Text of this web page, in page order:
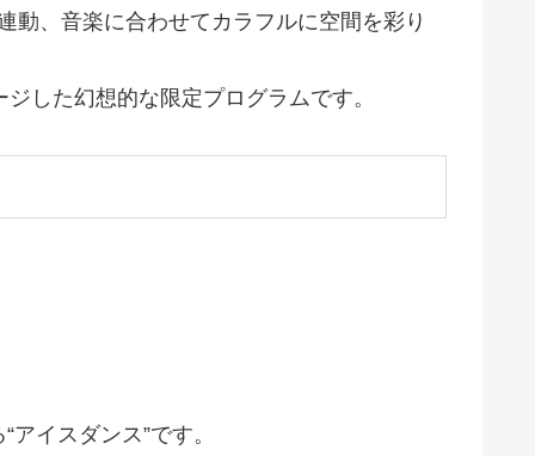
動、音楽に合わせてカラフルに空間を彩り
した幻想的な限定プログラムです。
イスダンス”です。